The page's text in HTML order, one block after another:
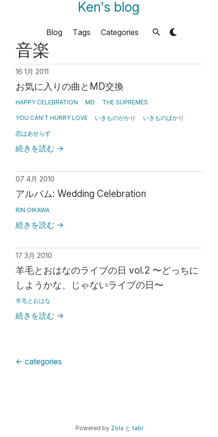
Ken's blog
Blog Tags Categories
音楽
16 1月 2011
お気に入りの曲とMD交換
HAPPY CELEBRATION MD THE SUPREMES
YOU CAN'T HURRY LOVE いきものがかり いきものばかり
恋はあせらず
続きを読む →
07 4月 2010
アルバム: Wedding Celebration
RIN OIKAWA
続きを読む →
17 3月 2010
羊毛とおはなのライブの日 vol.2 〜どっちに
しようかな、じゃないライブの日〜
羊毛とおはな
続きを読む →
← categories
Powered by Zola と tabi